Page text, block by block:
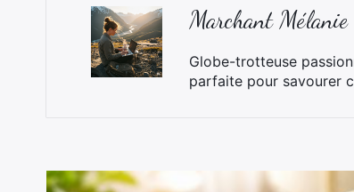
Marchant Mélanie
Globe-trotteuse
parfaite pour savourer